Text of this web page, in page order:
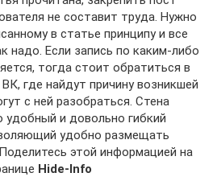
не составит труда. Нужно
в статье принципу и все
надо. Если запись по каким-либо
тогда стоит обратиться в
где найдут причину возникшей
с ней разобраться. Стена
удобный и довольно гибкий
удобно размещать
этой информацией на
Hide-Info